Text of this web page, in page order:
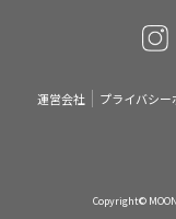
運営会社 プライバシー
Copyright©